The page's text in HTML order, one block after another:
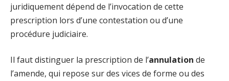
juridiquement dépend de l’invocation de cette
prescription lors d’une contestation ou d’une
procédure judiciaire.
Il faut distinguer la prescription de l’annulation de
l’amende, qui repose sur des vices de forme ou des